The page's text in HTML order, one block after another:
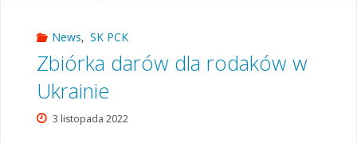
News, SK PCK
Zbiórka darów dla rodaków w
Ukrainie
3 listopada 2022